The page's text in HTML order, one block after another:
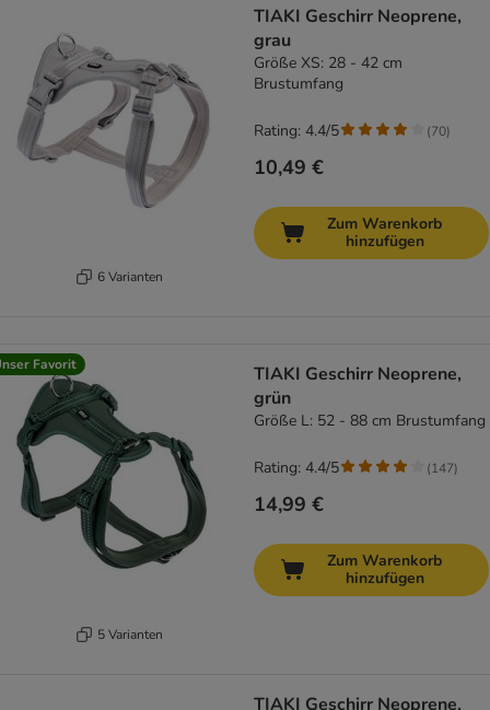
6 Varianten
TIAKI Geschirr Neoprene,
grau
Größe XS: 28 - 42 cm
Brustumfang
10,49 €
Rating: 4.4/5 (70)
Zum Warenkorb
hinzufügen
Favorit
5 Varianten
TIAKI Geschirr Neoprene,
grün
Größe L: 52 - 88 cm Brustumfang
14,99 €
Rating: 4.4/5 (147)
Zum Warenkorb
hinzufügen
TIAKI Geschirr Neoprene,